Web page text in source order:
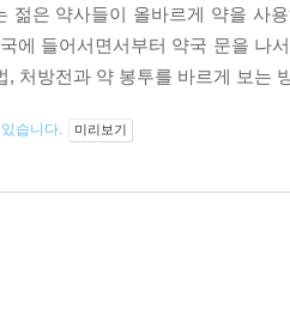
젊은 약사들이 올바르게 약을 사
에 들어서면서부터 약국 문을 나
, 처방전과 약 봉투를 바르게 보는
습니다. 미리보기